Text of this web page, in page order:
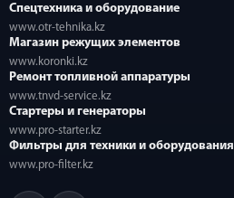
Спецтехника и оборудование
www.otr-tehnika.kz
Магазин режущих элементов
www.koronki.kz
Ремонт топливной аппаратуры
www.tnvd-service.kz
Стартеры и генераторы
www.pro-starter.kz
Фильтры для техники и оборудования
www.pro-filter.kz